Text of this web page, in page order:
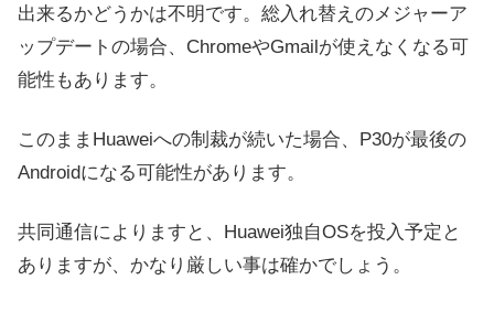
出来るかどうかは不明です。総入れ替えのメジャーア
ップデートの場合、ChromeやGmailが使えなくなる可
能性もあります。
このままHuaweiへの制裁が続いた場合、P30が最後の
Androidになる可能性があります。
共同通信によりますと、Huawei独自OSを投入予定と
ありますが、かなり厳しい事は確かでしょう。